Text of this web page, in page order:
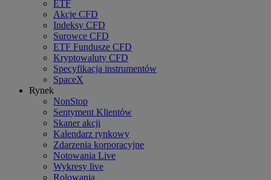
ETF
Akcje CFD
Indeksy CFD
Surowce CFD
ETF Fundusze CFD
Kryptowaluty CFD
Specyfikacja instrumentów
SpaceX
Rynek
NonStop
Sentyment Klientów
Skaner akcji
Kalendarz rynkowy
Zdarzenia korporacyjne
Notowania Live
Wykresy live
Rolowania